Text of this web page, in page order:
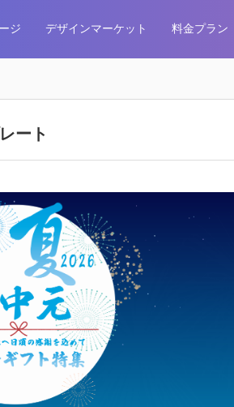
ジ デザインマーケット 料金プラン
ート